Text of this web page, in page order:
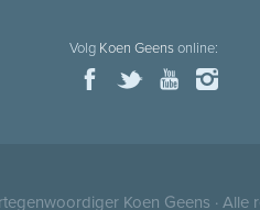
Volg Koen Geensonline:
Koen Geens · Alle